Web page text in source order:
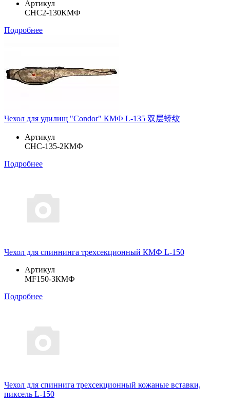
Артикул
CHC2-130КМФ
Подробнее
Чехол для удилищ "Condor" КМФ L-135 双层蟒纹
Артикул
CHC-135-2КМФ
Подробнее
Чехол для спиннинга трехсекционный КМФ L-150
Артикул
MF150-3КМФ
Подробнее
Чехол для спиннига трехсекционный кожаные вставки,
пиксель L-150